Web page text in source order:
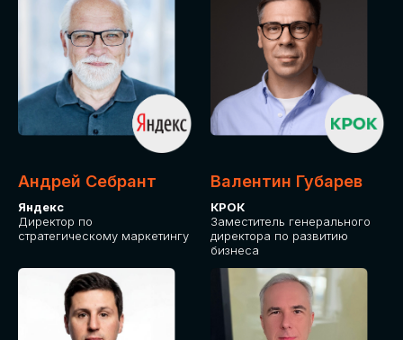
Андрей Себрант
Яндекс
Директор по
стратегическому маркетингу
Валентин Губарев
КРОК
Заместитель генерального
директора по развитию
бизнеса